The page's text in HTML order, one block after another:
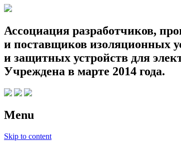
Ассоциация разработчиков,
и поставщиков изоляционных
и защитных устройств для
Учреждена в марте 2014 года.
Menu
Skip to content